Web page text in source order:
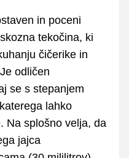
in poceni
tekočina, ki
čičerike in
odličen
se s stepanjem
lahko
Na splošno velja, da
jajca